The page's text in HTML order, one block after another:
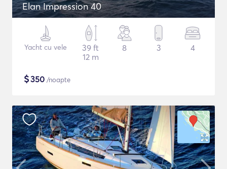
Elan Impression 40
Yacht cu vele
39 ft
12 m
8 3 4
$350 /noapte